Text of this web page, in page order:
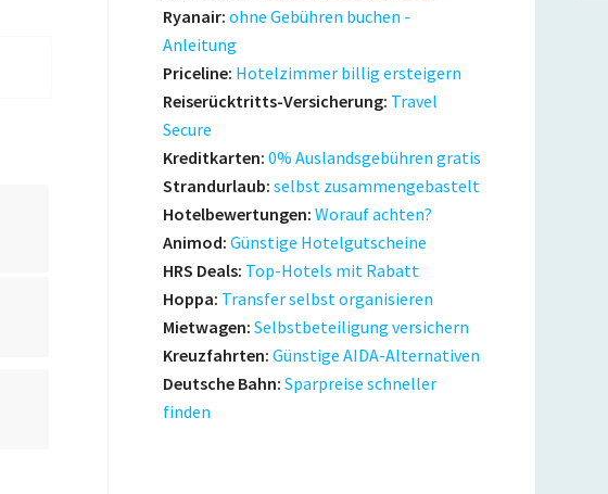
Ryanair: ohne Gebühren buchen -
Anleitung
Priceline: Hotelzimmer billig ersteigern
Reiserücktritts-Versicherung: Travel
Secure
Kreditkarten: 0% Auslandsgebühren gratis
Strandurlaub: selbst zusammengebastelt
Hotelbewertungen: Worauf achten?
Animod: Günstige Hotelgutscheine
HRS Deals: Top-Hotels mit Rabatt
Hoppa: Transfer selbst organisieren
Mietwagen: Selbstbeteiligung versichern
Kreuzfahrten: Günstige AIDA-Alternativen
Deutsche Bahn: Sparpreise schneller
finden